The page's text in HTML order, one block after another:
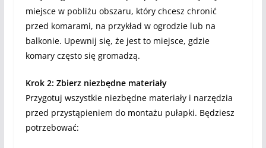
miejsce w pobliżu obszaru, który chcesz chronić
przed komarami, na przykład w ogrodzie lub na
balkonie. Upewnij się, że jest to miejsce, gdzie
komary często się gromadzą.
Krok 2: Zbierz niezbędne materiały
Przygotuj wszystkie niezbędne materiały i narzędzia
przed przystąpieniem do montażu pułapki. Będziesz
potrzebować: